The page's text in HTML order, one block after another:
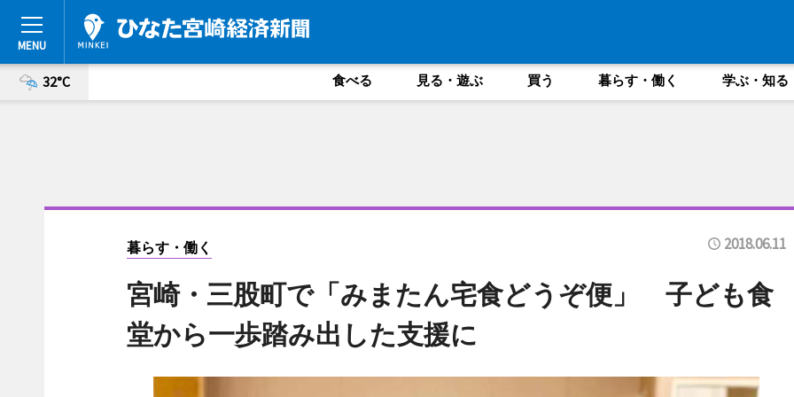
32°C 食べる 見る・遊ぶ 買う 暮らす・働く 学ぶ・知る
暮らす・働く 2018.06.11
宮崎・三股町で「みまたん宅食どうぞ便」 子ども食
堂から一歩踏み出した支援に